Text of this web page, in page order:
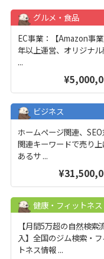
グルメ・食品
EC事業：【Amazon事
年以上運営、オリジナ
...
ビジネス
ホームページ関連、
関連キーワードで売り上
あるサ ...
健康・フィットネス
【月間5万超の自然検索
入】全国のジム検索・
トネス情報 ...